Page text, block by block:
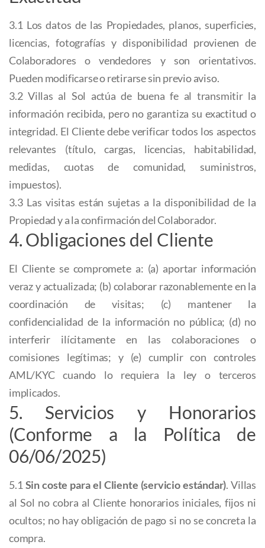
3.1 Los datos de las Propiedades, planos, superficies,
licencias, fotografías y disponibilidad provienen de
Colaboradores o vendedores y son orientativos.
Pueden modificarse o retirarse sin previo aviso.
3.2 Villas al Sol actúa de buena fe al transmitir la
información recibida, pero no garantiza su exactitud o
integridad. El Cliente debe verificar todos los aspectos
relevantes (título, cargas, licencias, habitabilidad,
medidas, cuotas de comunidad, suministros,
impuestos).
3.3 Las visitas están sujetas a la disponibilidad de la
Propiedad y a la confirmación del Colaborador.
4. Obligaciones del Cliente
El Cliente se compromete a: (a) aportar información
veraz y actualizada; (b) colaborar razonablemente en la
coordinación de visitas; (c) mantener la
confidencialidad de la información no pública; (d) no
interferir ilícitamente en las colaboraciones o
comisiones legítimas; y (e) cumplir con controles
AML/KYC cuando lo requiera la ley o terceros
implicados.
5. Servicios y Honorarios
(Conforme a la Política de
06/06/2025)
5.1 Sin coste para el Cliente (servicio estándar). Villas
al Sol no cobra al Cliente honorarios iniciales, fijos ni
ocultos; no hay obligación de pago si no se concreta la
compra.